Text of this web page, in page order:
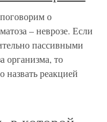
о
– неврозе. Если
пассивными
организма, то
реакцией